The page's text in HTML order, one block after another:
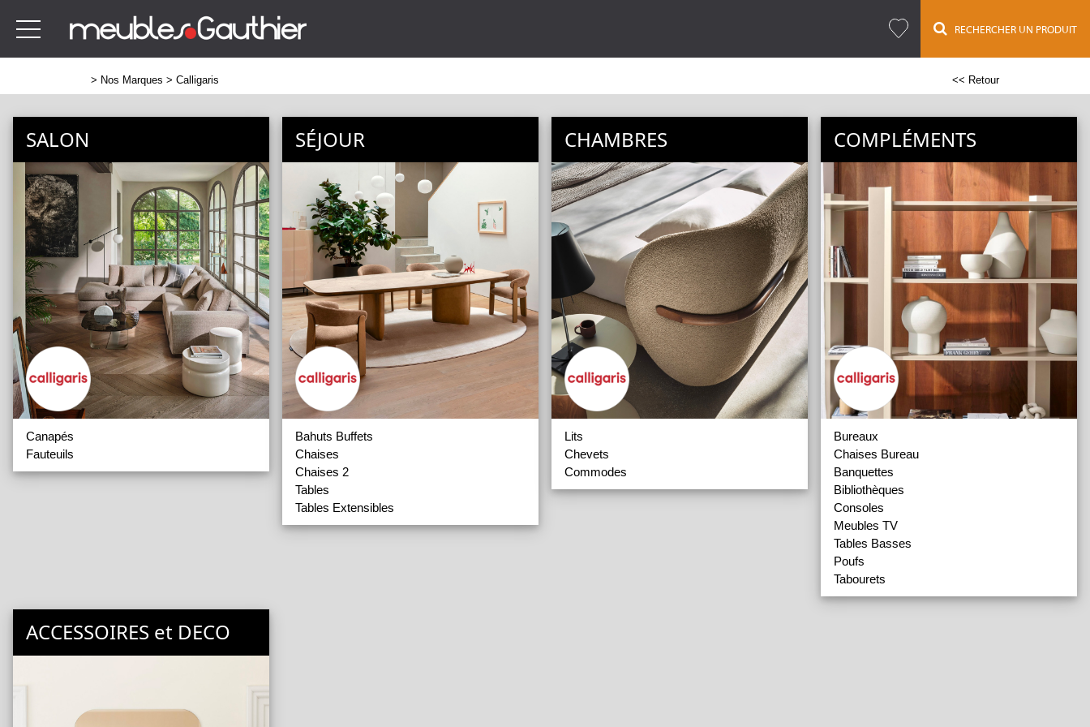
RECHERCHER UN PRODUIT
> Nos Marques > Calligaris << Retour
SALON
Canapés
Fauteuils
SÉJOUR
Bahuts Buffets
Chaises
Chaises 2
Tables
Tables Extensibles
CHAMBRES
Lits
Chevets
Commodes
COMPLÉMENTS
Bureaux
Chaises Bureau
Banquettes
Bibliothèques
Consoles
Meubles TV
Tables Basses
Poufs
Tabourets
ACCESSOIRES et DECO